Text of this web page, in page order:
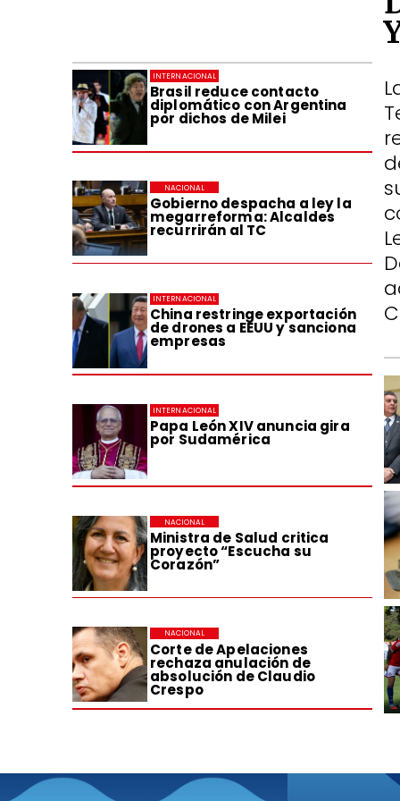
Brasil reduce contacto
diplomático con Argentina
por dichos de Milei
INTERNACIONAL
Gobierno despacha a ley la
megarreforma: Alcaldes
recurrirán al TC
NACIONAL
China restringe exportación
de drones a EEUU y sanciona
empresas
INTERNACIONAL
Papa León XIV anuncia gira
por Sudamérica
INTERNACIONAL
Ministra de Salud critica
proyecto “Escucha su
Corazón”
NACIONAL
Corte de Apelaciones
rechaza anulación de
absolución de Claudio
Crespo
NACIONAL